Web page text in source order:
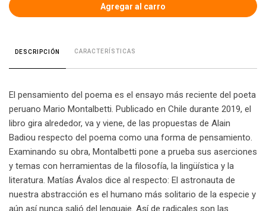
DESCRIPCIÓN CARACTERÍSTICAS
El pensamiento del poema es el ensayo más reciente del poeta
peruano Mario Montalbetti. Publicado en Chile durante 2019, el
libro gira alrededor, va y viene, de las propuestas de Alain
Badiou respecto del poema como una forma de pensamiento.
Examinando su obra, Montalbetti pone a prueba sus aserciones
y temas con herramientas de la filosofía, la lingüística y la
literatura. Matías Ávalos dice al respecto: El astronauta de
nuestra abstracción es el humano más solitario de la especie y
aún así nunca salió del lenguaje. Así de radicales son las